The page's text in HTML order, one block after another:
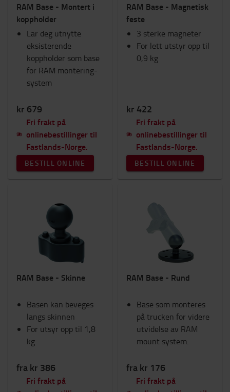
RAM Base - Montert i
koppholder
Lar deg utnytte
eksisterende
koppholder som base
for RAM montering-
system
kr 679
Fri frakt på
onlinebestillinger til
Fastlands-Norge.
BESTILL ONLINE
RAM Base - Magnetisk
feste
3 sterke magneter
For lett utstyr opp til
0,9 kg
kr 422
Fri frakt på
onlinebestillinger til
Fastlands-Norge.
BESTILL ONLINE
RAM Base - Skinne
Basen kan beveges
langs skinnen
For utsyr opp til 1,8
kg
fra kr 386
Fri frakt på
RAM Base - Rund
Base som monteres
på trucken for videre
utvidelse av RAM
mount system.
fra kr 176
Fri frakt på